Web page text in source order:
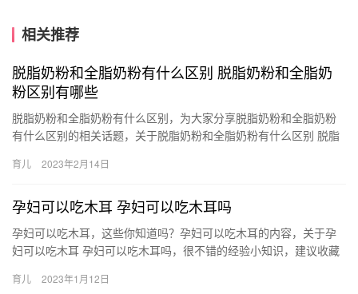
相关推荐
脱脂奶粉和全脂奶粉有什么区别 脱脂奶粉和全脂奶
粉区别有哪些
脱脂奶粉和全脂奶粉有什么区别，为大家分享脱脂奶粉和全脂奶粉
有什么区别的相关话题，关于脱脂奶粉和全脂奶粉有什么区别 脱脂
全…
育儿 2023年2月14日
孕妇可以吃木耳 孕妇可以吃木耳吗
孕妇可以吃木耳，这些你知道吗？孕妇可以吃木耳的内容，关于孕
妇可以吃木耳 孕妇可以吃木耳吗，很不错的经验小知识，建议收藏
以…
育儿 2023年1月12日